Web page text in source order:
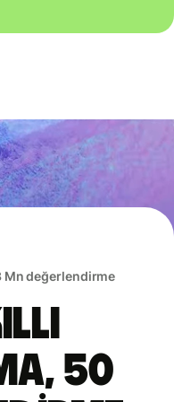
Mn değerlendirme
50